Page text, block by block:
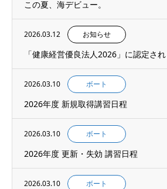
この夏、海デビュー。
2026.03.12 お知らせ
「健康経営優良法人2026」に認定され
2026.03.10 ボート
2026年度 新規取得講習日程
2026.03.10 ボート
2026年度 更新・失効 講習日程
2026.03.10 ボート